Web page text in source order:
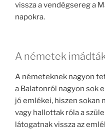
vissza a vendégsereg a
napokra.
A németek
A németeknek nagyon
a Balatonról nagyon sok
jó emlékei, hiszen sokan
vagy hallottak róla a
látogatnak vissza az